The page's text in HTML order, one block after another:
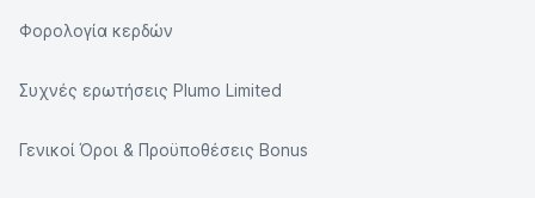
Φορολογία κερδών
Συχνές ερωτήσεις Plumo Limited
Γενικοί Όροι & Προϋποθέσεις Bonus